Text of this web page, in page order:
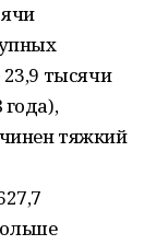
23,9 тысячи
тяжкий